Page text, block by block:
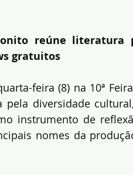
reúne literatura
gratuitos
feira (8) na 10ª
pela diversidade
instrumento de
nomes da